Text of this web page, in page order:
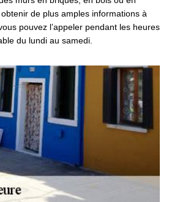
de plus amples informations à
pouvez l’appeler pendant les heures
du lundi au samedi.